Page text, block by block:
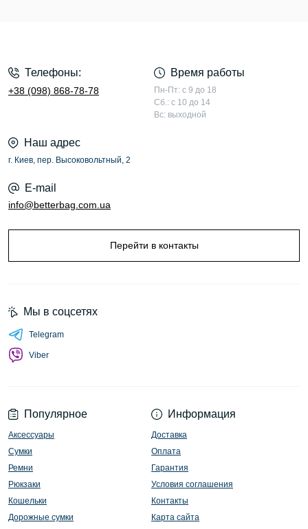
Телефоны:
+38 (098) 868-78-78
Время работы
Пн-Пт: с 9 до 18
Сб.: с 10 до 14
Вс: выходной
Наш адрес
г. Киев, пер. Высоковольтный, 2
E-mail
info@betterbag.com.ua
Перейти в контакты
Популярное
Аксессуары
Сумки
Ремни
Рюкзаки
Кошельки
Дорожные сумки
Информация
Доставка
Оплата
Гарантия
Условия соглашения
Контакты
Карта сайта
Мы в соцсетях
Telegram
Viber